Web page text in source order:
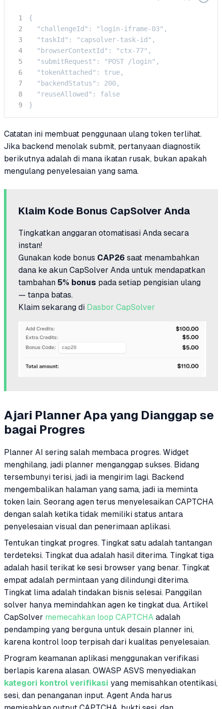
{
  "challengeId": "login-iframe-03",
  "taskId": "capsolver-task-id",
  "browserContextId": "ctx-77",
  "submitRequest": "POST /login",
  "tokenAttached": true,
  "backendStatus": 200,
  "reuseAllowed": false
}
Catatan ini membuat penggunaan ulang token terlihat.
Jika backend menolak submit, pertanyaan diagnostik
berikutnya adalah di mana ikatan rusak, bukan apakah
mengulang penyelesaian yang sama.
Klaim Kode Bonus CapSolver Anda
Tingkatkan anggaran otomatisasi Anda secara
instan!
Gunakan kode bonus CAP26 saat menambahkan
dana ke akun CapSolver Anda untuk mendapatkan
tambahan 5% bonus pada setiap pengisian ulang
— tanpa batas.
Klaim sekarang di Dasbor CapSolver
Ajari Planner Apa yang Dianggap se
bagai Progres
Planner AI sering salah membaca progres. Widget
menghilang, jadi planner menganggap sukses. Bidang
tersembunyi terisi, jadi ia mengirim lagi. Backend
mengembalikan halaman yang sama, jadi ia meminta
token lain. Seorang agen terus menyelesaikan CAPTCHA
dengan salah ketika tidak memiliki status antara
penyelesaian visual dan penerimaan aplikasi.
Tentukan tingkat progres. Tingkat satu adalah tantangan
terdeteksi. Tingkat dua adalah hasil diterima. Tingkat tiga
adalah hasil terikat ke sesi browser yang benar. Tingkat
empat adalah permintaan yang dilindungi diterima.
Tingkat lima adalah tindakan bisnis selesai. Panggilan
solver hanya memindahkan agen ke tingkat dua. Artikel
CapSolver memecahkan loop CAPTCHA adalah
pendamping yang berguna untuk desain planner ini,
karena kontrol loop terpisah dari kualitas penyelesaian.
Program keamanan aplikasi menggunakan verifikasi
berlapis karena alasan. OWASP ASVS menyediakan
kategori kontrol verifikasi yang memisahkan otentikasi,
sesi, dan penanganan input. Agent Anda harus